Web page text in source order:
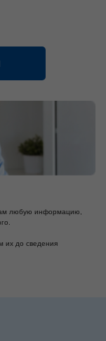
любую информацию,
их до сведения